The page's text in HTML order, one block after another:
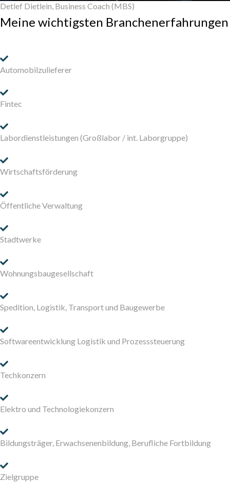
Detlef Dietlein, Business Coach (MBS)
Meine wichtigsten Branchenerfahrungen
Automobilzulieferer
Fintec
Labordienstleistungen (Großlabor / int. Laborgruppe)
Wirtschaftsförderung
Öffentliche Verwaltung
Stadtwerke
Wohnungsbaugesellschaft
Spedition, Logistik, Transport und Baugewerbe
Softwareentwicklung Logistik und Prozesssteuerung
Techkonzern
Elektro und Technologiekonzern
Bildungsträger, Erwachsenenbildung, Berufliche Fortbildung
Zielgruppe